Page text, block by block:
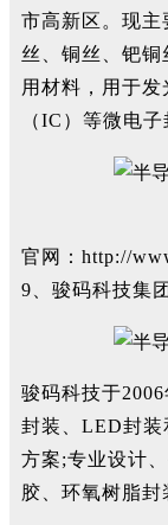
市高新区。 现主
丝、铜丝、钯
用材料，用于
（IC）等微电
官网：http://
9、骏码科技集
骏码科技于
封装、LED封装
方案;专业设计
胶、环氧树脂封